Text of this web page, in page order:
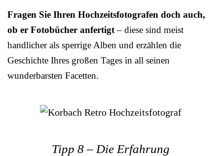
Fragen Sie Ihren Hochzeitsfotografen doch auch,
ob er Fotobücher anfertigt– diese sind meist
handlicher als sperrige Alben und erzählen die
Geschichte Ihres großen Tages in all seinen
wunderbarsten Facetten.
Tipp 8 – Die Erfahrung